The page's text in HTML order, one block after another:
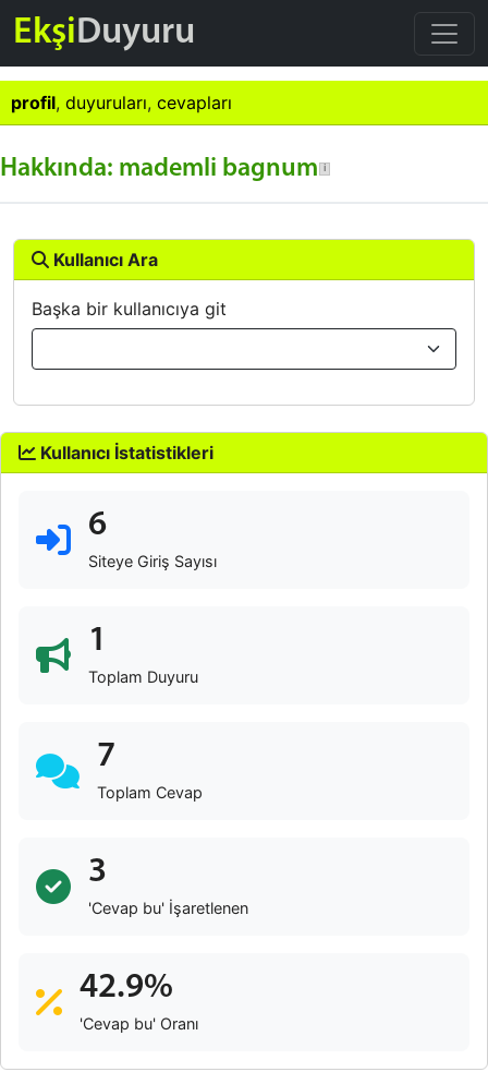
EkşiDuyuru
profil, duyuruları, cevapları
Hakkında: mademli bagnum
Kullanıcı Ara
Başka bir kullanıcıya git
Kullanıcı İstatistikleri
6
Siteye Giriş Sayısı
1
Toplam Duyuru
7
Toplam Cevap
3
'Cevap bu' İşaretlenen
42.9%
'Cevap bu' Oranı